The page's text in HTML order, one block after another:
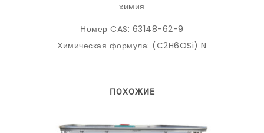
химия
Номер CAS: 63148-62-9
Химическая формула: (C2H6OSi) N
ПОХОЖИЕ